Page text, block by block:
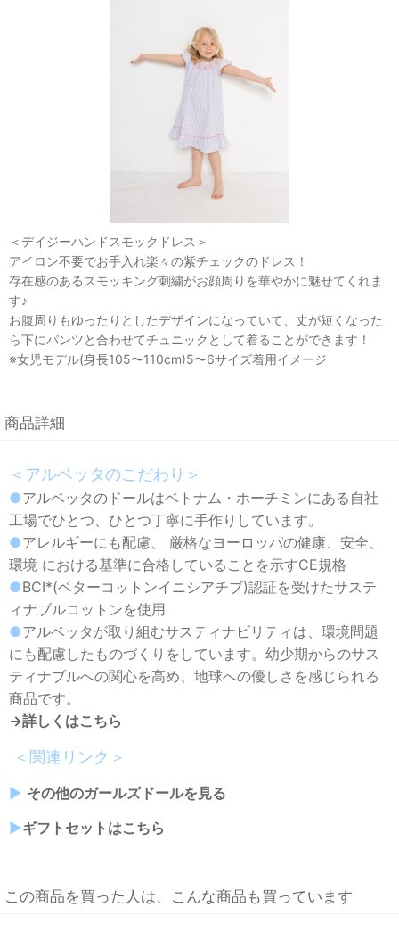
＜デイジーハンドスモックドレス＞
アイロン不要でお手入れ楽々の紫チェックのドレス！
存在感のあるスモッキング刺繍がお顔周りを華やかに魅せてくれま
す♪
お腹周りもゆったりとしたデザインになっていて、丈が短くなった
ら下にパンツと合わせてチュニックとして着ることができます！
※女児モデル(身長105〜110cm)5〜6サイズ着用イメージ
商品詳細
＜アルベッタのこだわり＞
●アルベッタのドールはベトナム・ホーチミンにある自社
工場でひとつ、ひとつ丁寧に手作りしています。
●アレルギーにも配慮、 厳格なヨーロッパの健康、安全、
環境 における基準に合格していることを示すCE規格
●BCI*(ベターコットンイニシアチブ)認証を受けたサステ
ィナブルコットンを使用
●アルベッタが取り組むサスティナビリティは、環境問題
にも配慮したものづくりをしています。幼少期からのサス
ティナブルへの関心を高め、地球への優しさを感じられる
商品です。
→詳しくはこちら
＜関連リンク＞
▶︎ その他のガールズドールを見る
▶︎ギフトセットはこちら
この商品を買った人は、こんな商品も買っています